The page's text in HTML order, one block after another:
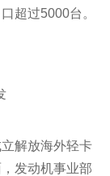
超过5000台。
解放海外轻卡
发动机事业部